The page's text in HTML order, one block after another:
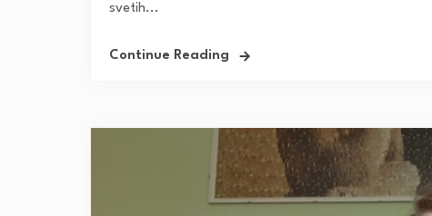
svetih...
Continue Reading